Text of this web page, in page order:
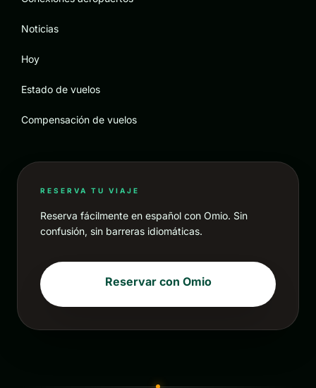
Noticias
Hoy
Estado de vuelos
Compensación de vuelos
RESERVA TU VIAJE
Reserva fácilmente en español con Omio. Sin
confusión, sin barreras idiomáticas.
Reservar con Omio